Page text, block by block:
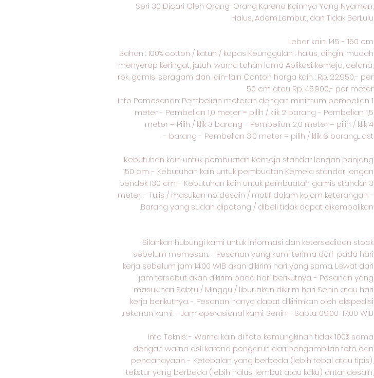
Seri 30 Dicari Oleh Orang-Orang Karena Kainnya Yang Nyaman,
Halus, Adem,Lembut, dan Tidak BerLulu
Lebar kain: 145 - 150 cm
Bahan : 100% cotton / katun / kapas Keunggulan : halus, dingin, mudah
menyerap keringat, jatuh, warna tahan lama Aplikasi: kemeja, celana,
rok, gamis, seragam dan lain-lain Contoh harga kain : Rp. 22.950,- per
50 cm atau Rp. 45.900,- per meter
Info Pemesanan: Pembelian meteran dengan minimum pembelian 1
meter - Pembelian 1,0 meter = pilih / klik 2 barang - Pembelian 1,5
meter = Pilih / klik 3 barang - Pembelian 2,0 meter = pilih / klik 4
barang - Pembelian 3,0 meter = pilih / klik 6 barang... dst -
Kebutuhan kain untuk pembuatan Kemeja standar lengan panjang
150 cm. - Kebutuhan kain untuk pembuatan Kemeja standar lengan
pendek 130 cm. - Kebutuhan kain untuk pembuatan gamis standar 3
meter. - Tulis / masukan no desain / motif dalam kolom keterangan -
Barang yang sudah dipotong / dibeli tidak dapat dikembalikan.
Silahkan hubungi kami untuk informasi dan ketersediaan stock
sebelum memesan. - Pesanan yang kami terima dari pada hari
kerja sebelum jam 14:00 WIB akan dikirim hari yang sama. Lewat dari
jam tersebut akan dikirim pada hari berikutnya. - Pesanan yang
masuk hari Sabtu / Minggu / libur akan dikirim hari Senin atau hari
kerja berikutnya. - Pesanan hanya dapat dikirimkan oleh ekspedisi
rekanan kami. - Jam operasional kami: Senin - Sabtu: 09:00-17:00 WIB.
Info Teknis: - Warna kain di foto kemungkinan tidak 100% sama
dengan warna asli karena pengaruh dari pengambilan foto dan
pencahayaan. - Ketebalan yang berbeda (lebih tebal atau tipis),
tekstur yang berbeda (lebih halus, lembut atau kaku) antar desain,